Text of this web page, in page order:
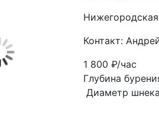
Контакт:
1 800₽/час
Глубина
Диаметр